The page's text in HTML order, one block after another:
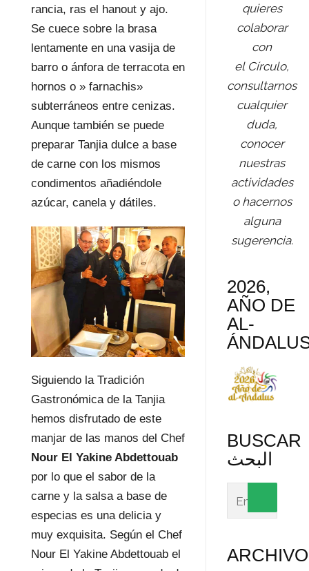
rancia, ras el hanout y ajo.
Se cuece sobre la brasa
lentamente en una vasija de
barro o ánfora de terracota en
hornos o » farnachis»
subterráneos entre cenizas.
Aunque también se puede
preparar Tanjia dulce a base
de carne con los mismos
condimentos añadiéndole
azúcar, canela y dátiles.
Siguiendo la Tradición
Gastronómica de la Tanjia
hemos disfrutado de este
manjar de las manos del Chef
Nour El Yakine Abdettouab
por lo que el sabor de la
carne y la salsa a base de
especias es una delicia y
muy exquisita. Según el Chef
Nour El Yakine Abdettouab el
quieres
colaborar
con
el Círculo,
consultarnos
cualquier
duda,
conocer
nuestras
actividades
o hacernos
alguna
sugerencia.
2026,
AÑO DE
AL-
BUSCAR
البحث